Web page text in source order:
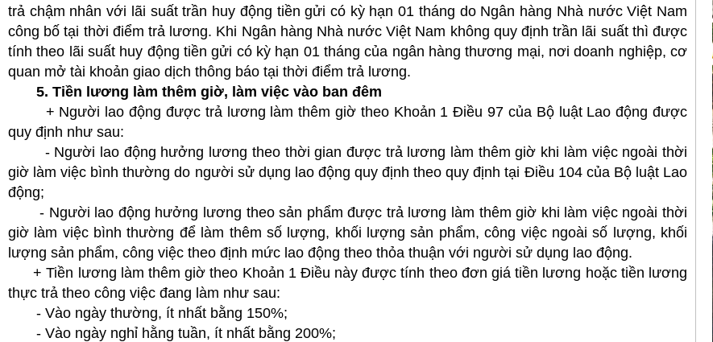
trả chậm nhân với lãi suất trần huy động tiền gửi có kỳ hạn 01 tháng do Ngân hàng Nhà nước Việt Nam
công bố tại thời điểm trả lương. Khi Ngân hàng Nhà nước Việt Nam không quy định trần lãi suất thì được
tính theo lãi suất huy động tiền gửi có kỳ hạn 01 tháng của ngân hàng thương mại, nơi doanh nghiệp, cơ
quan mở tài khoản giao dịch thông báo tại thời điểm trả lương.
5. Tiền lương làm thêm giờ, làm việc vào ban đêm
+ Người lao động được trả lương làm thêm giờ theo Khoản 1 Điều 97 của Bộ luật Lao động được
quy định như sau:
- Người lao động hưởng lương theo thời gian được trả lương làm thêm giờ khi làm việc ngoài thời
giờ làm việc bình thường do người sử dụng lao động quy định theo quy định tại Điều 104 của Bộ luật Lao
động;
- Người lao động hưởng lương theo sản phẩm được trả lương làm thêm giờ khi làm việc ngoài thời
giờ làm việc bình thường để làm thêm số lượng, khối lượng sản phẩm, công việc ngoài số lượng, khối
lượng sản phẩm, công việc theo định mức lao động theo thỏa thuận với người sử dụng lao động.
+ Tiền lương làm thêm giờ theo Khoản 1 Điều này được tính theo đơn giá tiền lương hoặc tiền lương
thực trả theo công việc đang làm như sau:
- Vào ngày thường, ít nhất bằng 150%;
- Vào ngày nghỉ hằng tuần, ít nhất bằng 200%;